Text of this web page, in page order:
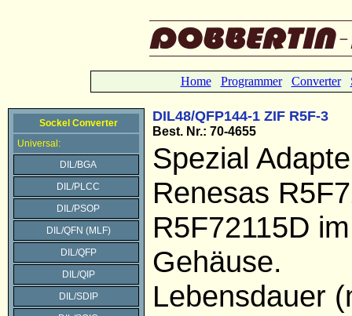
Home Programmer Converter
Sockel Converter
Universal:
DIL/BGA
DIL/PLCC
DIL/PSOP
DIL/QFN (MLF)
DIL/QFP
DIL/QIP
DIL/SDIP
DIL48/QFP144-1 ZIF R5F-3
Best. Nr.: 70-4655
Spezial
Renesas
R5F72115D
Gehäuse.
Lebensdauer